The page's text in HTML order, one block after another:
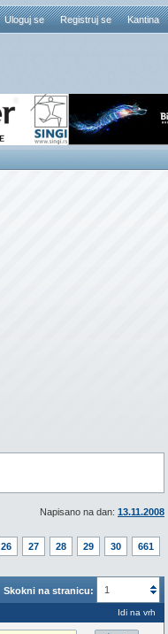
Uloguj se Registruj se Kantina
Napisano na dan: 13.11.2008
26 27 28 29 30 661
Skokni na stranicu: 1
Idi na vrh